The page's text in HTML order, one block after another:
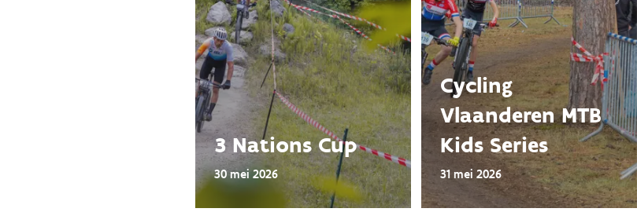
3 Nations Cup
30 mei 2026
Cycling
Vlaanderen MTB
Kids Series
31 mei 2026